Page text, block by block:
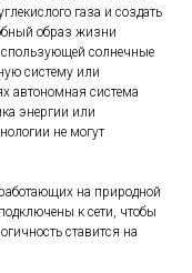
газа и создать
образ жизни
солнечные
систему или
автономная система
энергии или
не могут
на природной
к сети, чтобы
ставится на